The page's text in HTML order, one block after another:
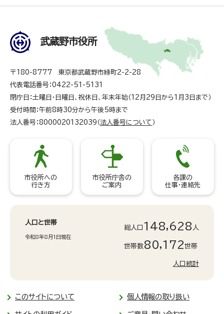
武蔵野市役所
〒180-8777 東京都武蔵野市緑町2-2-28
代表電話番号：0422-51-5131
閉庁日：土曜日・日曜日、祝休日、年末年始（12月29日から1月3日まで）
受付時間：午前8時30分から午後5時まで
法人番号：8000020132039（ 法人番号について ）
市役所への
行き方
市役所庁舎の
ご案内
各課の
仕事・連絡先
人口と世帯
令和8年8月1日現在
総人口 148,628 人
世帯数80,172世帯
人口統計
このサイトについて 個人情報の取り扱い